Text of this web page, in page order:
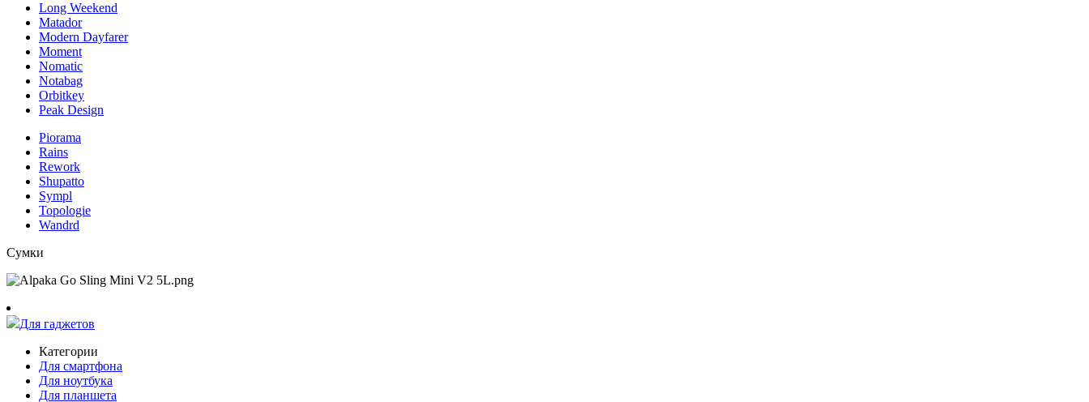
Long Weekend
Matador
Modern Dayfarer
Moment
Nomatic
Notabag
Orbitkey
Peak Design
Piorama
Rains
Rework
Shupatto
Sympl
Topologie
Wandrd
Сумки
Для гаджетов
Категории
Для смартфона
Для ноутбука
Для планшета